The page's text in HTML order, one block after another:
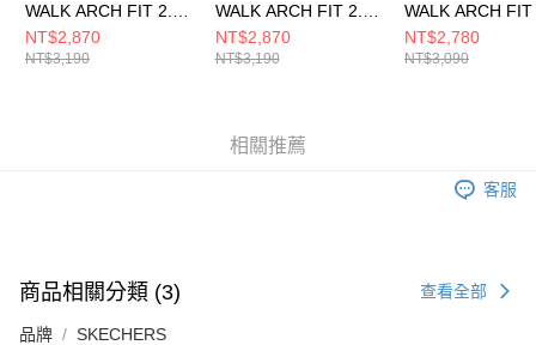
WALK ARCH FIT 2.0
男 健走鞋
216816BKW
NT$2,870
NT$3,190
WALK ARCH FIT 2.0
男 健走鞋 216816BBK
NT$2,870
NT$3,190
WALK ARCH
女 健走鞋
125346WLVAQ
NT$2,780
NT$3,090
相關推薦
客服
商品相關分類 (3) 查看全部
品牌 SKECHERS